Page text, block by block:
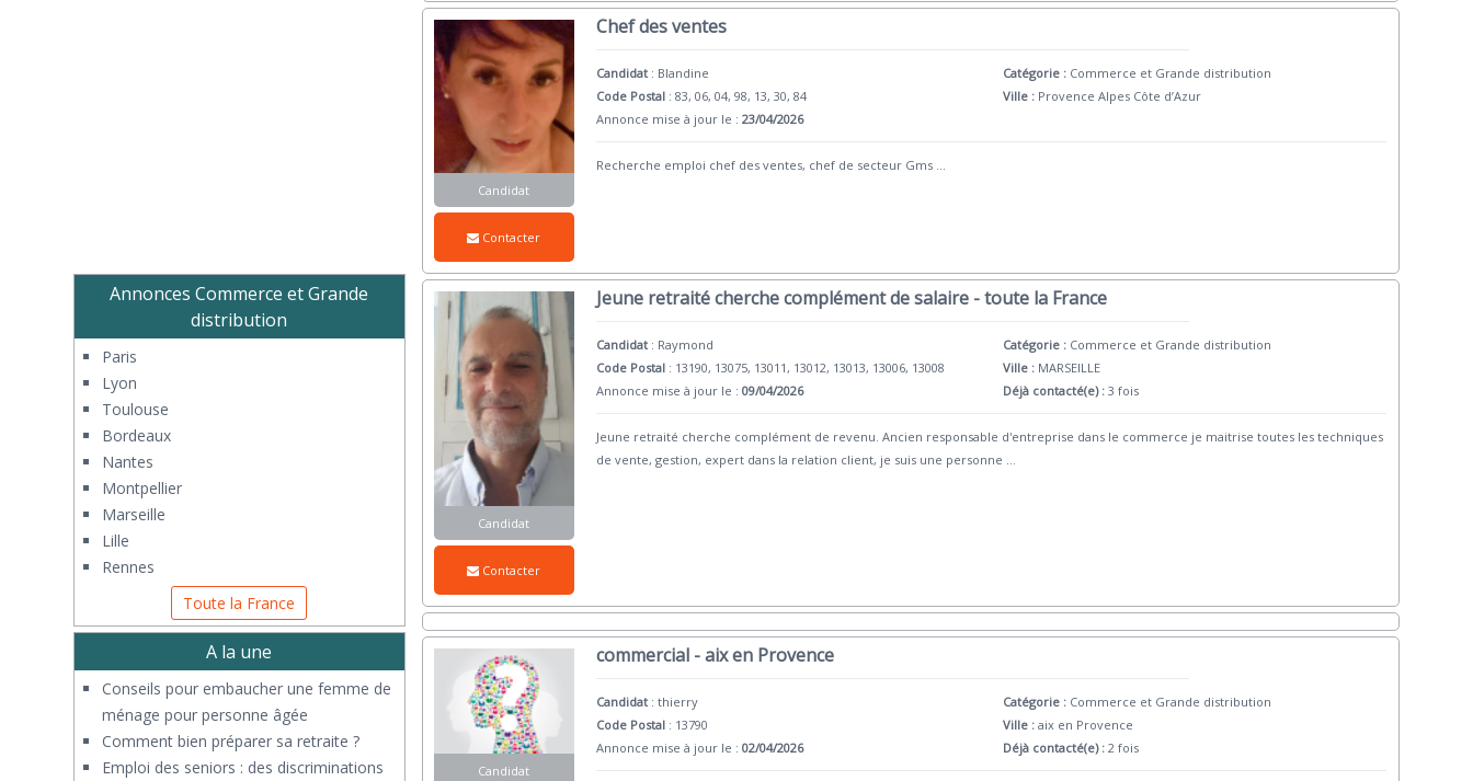
Candidat
Contacter
Chef des ventes
Candidat : Blandine
Code Postal : 83, 06, 04, 98, 13, 30, 84
Annonce mise à jour le :23/04/2026
Catégorie : Commerce et Grande distribution
Ville : Provence Alpes Côte d’Azur
Recherche emploi chef des ventes, chef de secteur Gms ...
Candidat
Contacter
Jeune retraité cherche complément de salaire - toute la France
Candidat : Raymond
Code Postal : 13190, 13075, 13011, 13012, 13013, 13006, 13008
Annonce mise à jour le :09/04/2026
Catégorie : Commerce et Grande distribution
Ville : MARSEILLE
Déjà contacté(e) : 3 fois
Jeune retraité cherche complément de revenu. Ancien responsable d'entreprise dans le commerce je maitrise toutes les techniques
de vente, gestion, expert dans la relation client, je suis une personne
Candidat
commercial - aix en Provence
Candidat :thierry
Code Postal : 13790
Annonce mise à jour le :02/04/2026
Catégorie : Commerce et Grande distribution
Ville :aix en Provence
Déjà contacté(e) : 2 fois
Annonces Commerce et Grande
distribution
Paris
Lyon
Toulouse
Bordeaux
Nantes
Montpellier
Marseille
Lille
Rennes
Toute la France
A la une
Conseils pour embaucher une femme de
ménage pour personne âgée
Comment bien préparer sa retraite ?
Emploi des seniors : des discriminations